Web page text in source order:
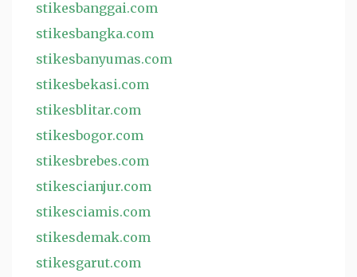
stikesbanggai.com
stikesbangka.com
stikesbanyumas.com
stikesbekasi.com
stikesblitar.com
stikesbogor.com
stikesbrebes.com
stikescianjur.com
stikesciamis.com
stikesdemak.com
stikesgarut.com